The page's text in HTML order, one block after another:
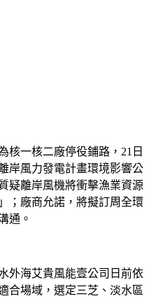
核一核二廠停役鋪路，21日
岸風力發電計畫環境影響公
疑離岸風機將衝擊漁業資源
；廠商允諾，將擬訂周全環
通。
外海艾貴風能壹公司日前依
合場域，選定三芝、淡水區